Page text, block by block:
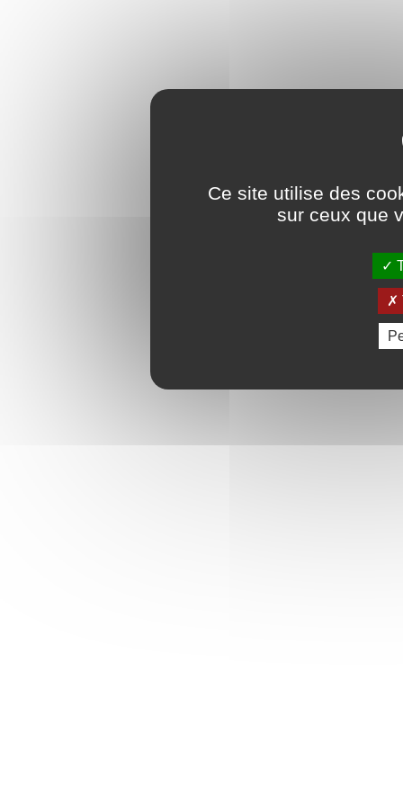
Ce site utilise des
sur ceux que